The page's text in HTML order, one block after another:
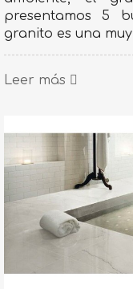
presentamos 5
granito es una
Leer más